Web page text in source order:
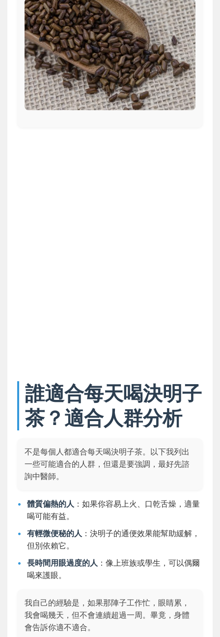
誰適合每天喝決明子
茶？適合人群分析
不是每個人都適合每天喝決明子茶。以下我列出
一些可能適合的人群，但還是要強調，最好先諮
詢中醫師。
體質偏熱的人 ：如果你容易上火、口乾舌燥，適量
喝可能有益。
有輕微便秘的人 ：決明子的通便效果能幫助緩解，
但別依賴它。
長時間用眼過度的人 ：像上班族或學生，可以偶爾
喝來護眼。
我自己的經驗是，如果那陣子工作忙，眼睛累，
我會喝幾天，但不會連續超過一周。畢竟，身體
會告訴你適不適合。